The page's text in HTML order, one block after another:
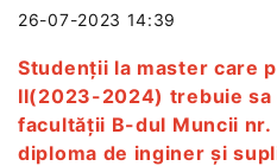
26-07-2023 14:39
Studenții la master care
II(2023-2024) trebuie
facultății B-dul Muncii nr.
diploma de inginer și